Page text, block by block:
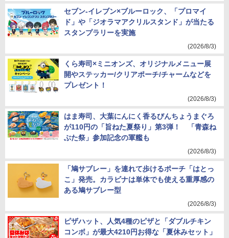
セブン-イレブン×ブルーロック、「プロマイ
ド」や「ジオラマアクリルスタンド」が当たる
スタンプラリーを実施
(2026/8/3)
くら寿司×ミニオンズ、オリジナルメニュー展
開やステッカー/クリアポーチ/チャームなどを
プレゼント！
(2026/8/3)
はま寿司、大葉にんにく香るびんちょうまぐろ
が110円の「旨ねた夏祭り」第3弾！ 「青森ね
ぶた祭」参加記念の軍艦も
(2026/8/3)
「鳩サブレー」を連れて歩けるポーチ「はとっ
こ」発売。カラビナは単体でも使える重厚感の
ある鳩サブレー型
(2026/8/3)
ピザハット、人気4種のピザと「ダブルチキン
コンボ」が最大4210円お得な「夏休みセット」